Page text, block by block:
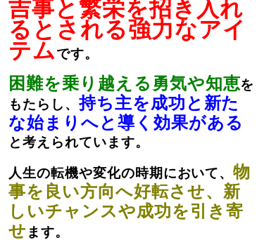
吉事と繁栄を招き入れ
るとされる強力なアイ
テムです。
困難を乗り越える勇気や知恵を
もたらし、持ち主を成功と新た
な始まりへと導く効果がある
と考えられています。
人生の転機や変化の時期において、物
事を良い方向へ好転させ、新
しいチャンスや成功を引き寄
せ ます。